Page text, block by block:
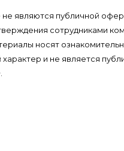
являются публичной
сотрудниками
носят
характер и не является